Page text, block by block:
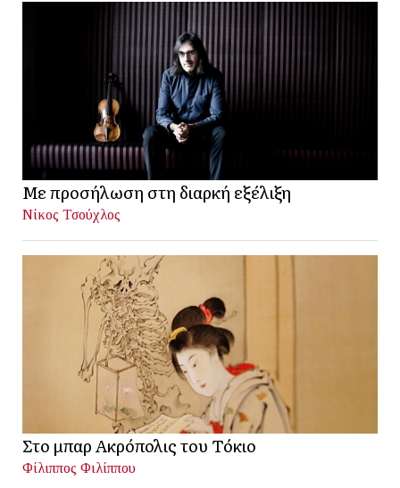
Με προσήλωση στη διαρκή εξέλιξη
Νίκος Τσούχλος
Στο μπαρ Ακρόπολις του Τόκιο
Φίλιππος Φιλίππου